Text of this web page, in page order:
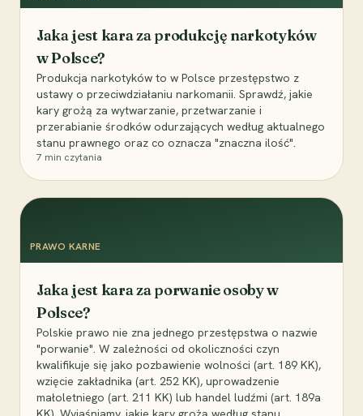
Jaka jest kara za produkcję narkotyków
w Polsce?
Produkcja narkotyków to w Polsce przestępstwo z
ustawy o przeciwdziałaniu narkomanii. Sprawdź, jakie
kary grożą za wytwarzanie, przetwarzanie i
przerabianie środków odurzających według aktualnego
stanu prawnego oraz co oznacza "znaczna ilość".
7 min czytania
PRAWO KARNE
Jaka jest kara za porwanie osoby w
Polsce?
Polskie prawo nie zna jednego przestępstwa o nazwie
"porwanie". W zależności od okoliczności czyn
kwalifikuje się jako pozbawienie wolności (art. 189 KK),
wzięcie zakładnika (art. 252 KK), uprowadzenie
małoletniego (art. 211 KK) lub handel ludźmi (art. 189a